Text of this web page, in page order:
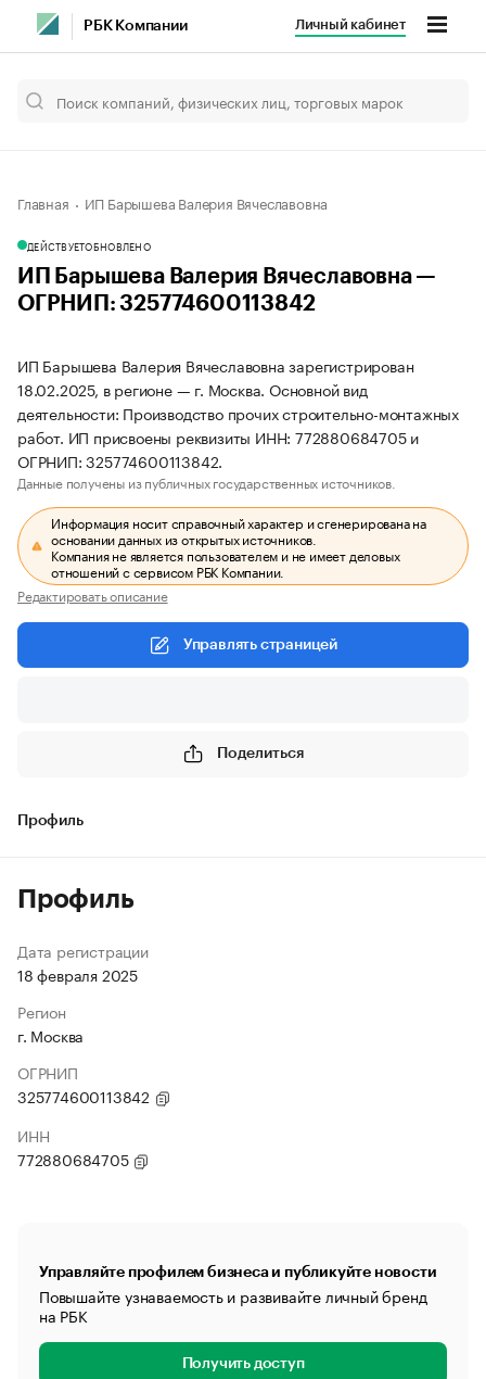
РБК Компании Личный кабинет
Главная ИП Барышева Валерия Вячеславовна
ДЕЙСТВУЕТОБНОВЛЕНО
ИП Барышева Валерия Вячеславовна —
ОГРНИП: 325774600113842
ИП Барышева Валерия Вячеславовна зарегистрирован
18.02.2025, в регионе — г. Москва. Основной вид
деятельности: Производство прочих строительно-монтажных
работ. ИП присвоены реквизиты ИНН: 772880684705 и
ОГРНИП: 325774600113842.
Данные получены из публичных государственных источников.
Информация носит справочный характер и сгенерирована на
основании данных из открытых источников.
Компания не является пользователем и не имеет деловых
отношений с сервисом РБК Компании.
Редактировать описание
Управлять страницей
Поделиться
Профиль
Профиль
Дата регистрации
18 февраля 2025
Регион
г. Москва
ОГРНИП
325774600113842
ИНН
772880684705
Управляйте профилем бизнеса и публикуйте новости
Повышайте узнаваемость и развивайте личный бренд
на РБК
Получить доступ